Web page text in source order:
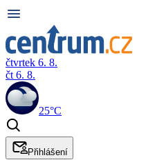
čtvrtek 6. 8.
čt 6. 8.
25°C
Přihlášení